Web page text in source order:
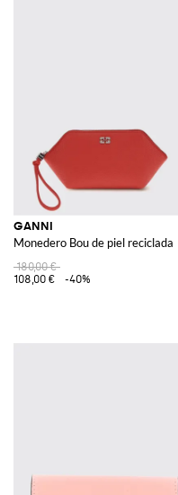
GANNI
Monedero Bou de piel reciclada
180,00 €
108,00 €
-40%